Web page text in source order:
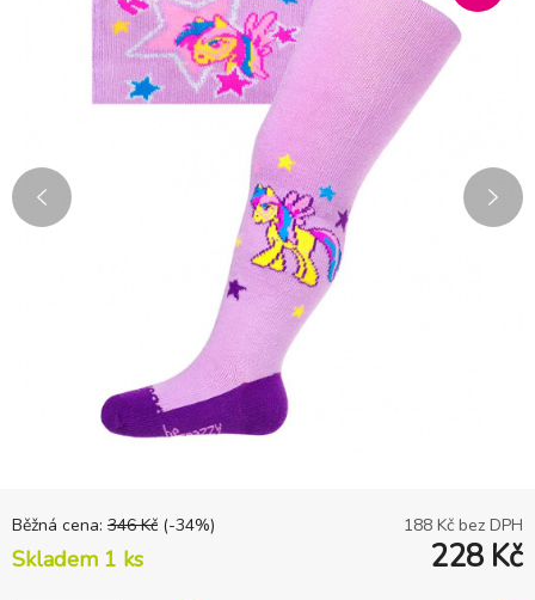
Běžná cena: 346 Kč (-34%) 188 Kč bez DPH
Skladem 1 ks 228 Kč